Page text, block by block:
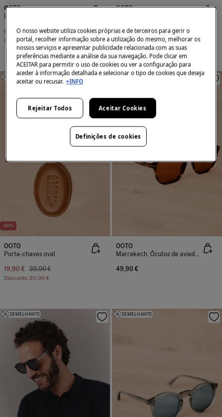
OOTO
Boné de viseira têxtil
9,95 € 39,90 €
Desconto29,95 €
OOTO
9,95 € 39,90 €
Desconto29,95 €
-50%
SEMELHANTE
OOTO
Porta-chaves oval
19,90 € 39,90 €
Desconto 20,00 €
SEMELHANTE
OOTO
Marrakech. Óculos de aviador retangulares em acetato
49,90 €
SEMELHANTE SEMELHANTE
O nosso website utiliza cookies próprias e de terceiros para gerir o
portal, recolher informação sobre a utilização do mesmo, melhorar os
nossos serviços e apresentar publicidade relacionada com as suas
preferências mediante a análise da sua navegação. Pode clicar em
ACEITAR para permitir o uso de cookies ou ver a configuração para
aceder à informação detalhada e selecionar o tipo de cookies que deseja
aceitar ou recusar. +INFO
Rejeitar Todos Aceitar Cookies
Definições de cookies